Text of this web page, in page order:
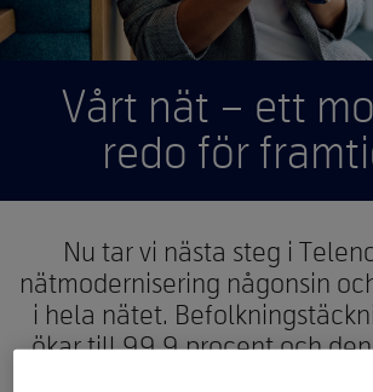
Vårt nät – ett
redo för
Nu tar vi nästa steg i
nätmodernisering någonsin
i hela nätet.
ökar till 99,9 procent och